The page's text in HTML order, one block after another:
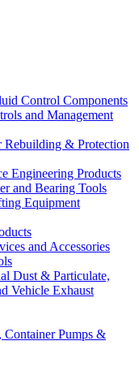
Control Components
and Management
Rebuilding & Protection
Engineering Products
and Bearing Tools
Equipment
and Accessories
Dust & Particulate,
Vehicle Exhaust
Container Pumps &